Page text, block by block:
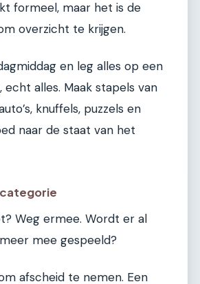
formeel, maar het is de
overzicht te krijgen.
en leg alles op een
echt alles. Maak stapels van
knuffels, puzzels en
naar de staat van het
Weg ermee. Wordt er al
mee gespeeld?
afscheid te nemen. Een